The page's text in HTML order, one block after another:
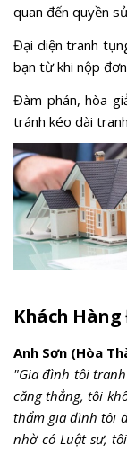
quan đến quyền
Đại diện tranh
bạn từ khi nộp
Đàm phán, hòa
tránh kéo dài
Khách Hàng
Anh Sơn (Hòa
"Gia đình tôi
căng thẳng, tôi
thẩm gia đình tôi
nhờ có Luật sư,